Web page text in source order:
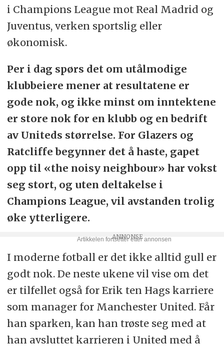
i Champions League mot Real Madrid og
Juventus, verken sportslig eller
økonomisk.
Per i dag spørs det om utålmodige
klubbeiere mener at resultatene er
gode nok, og ikke minst om inntektene
er store nok for en klubb og en bedrift
av Uniteds størrelse. For Glazers og
Ratcliffe begynner det å haste, gapet
opp til «the noisy neighbour» har vokst
seg stort, og uten deltakelse i
Champions League, vil avstanden trolig
øke ytterligere.
I moderne fotball er det ikke alltid gull er
godt nok. De neste ukene vil vise om det
er tilfellet også for Erik ten Hags karriere
som manager for Manchester United. Får
han sparken, kan han trøste seg med at
han avsluttet karrieren i United med å